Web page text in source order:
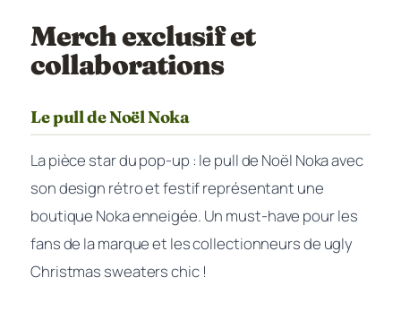
Merch exclusif et
collaborations
Le pull de Noël Noka
La pièce star du pop-up : le pull de Noël Noka avec
son design rétro et festif représentant une
boutique Noka enneigée. Un must-have pour les
fans de la marque et les collectionneurs de ugly
Christmas sweaters chic !